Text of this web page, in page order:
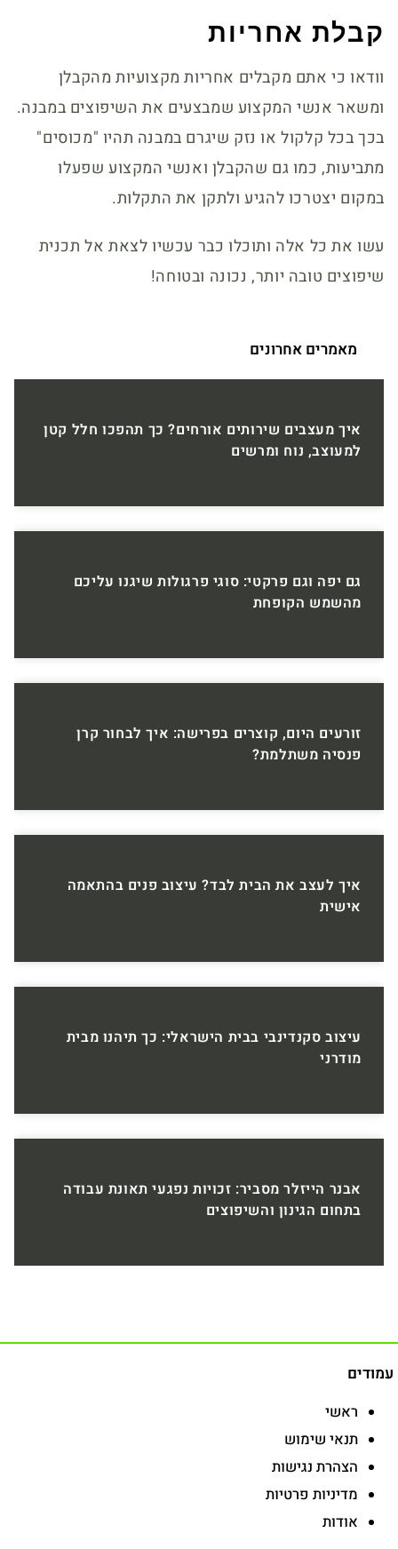
קבלת אחריות
וודאו כי אתם מקבלים אחריות מקצועיות מהקבלן
ומשאר אנשי המקצוע שמבצעים את השיפוצים במבנה.
בכך בכל קלקול או נזק שיגרם במבנה תהיו "מכוסים"
מתביעות, כמו גם שהקבלן ואנשי המקצוע שפעלו
במקום יצטרכו להגיע ולתקן את התקלות.
עשו את כל אלה ותוכלו כבר עכשיו לצאת אל תכנית
שיפוצים טובה יותר, נכונה ובטוחה!
מאמרים אחרונים
איך מעצבים שירותים אורחים? כך תהפכו חלל קטן
למעוצב, נוח ומרשים
גם יפה וגם פרקטי: סוגי פרגולות שיגנו עליכם
מהשמש הקופחת
זורעים היום, קוצרים בפרישה: איך לבחור קרן
פנסיה משתלמת?
איך לעצב את הבית לבד? עיצוב פנים בהתאמה
אישית
עיצוב סקנדינבי בבית הישראלי: כך תיהנו מבית
מודרני
אבנר הייזלר מסביר: זכויות נפגעי תאונת עבודה
בתחום הגינון והשיפוצים
עמודים
ראשי
תנאי שימוש
הצהרת נגישות
מדיניות פרטיות
אודות